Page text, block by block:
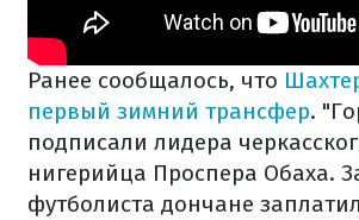
Ранее сообщалось, что
первый зимний трансфер.
подписали лидера
нигерийца Проспера Обаха.
футболиста дончане